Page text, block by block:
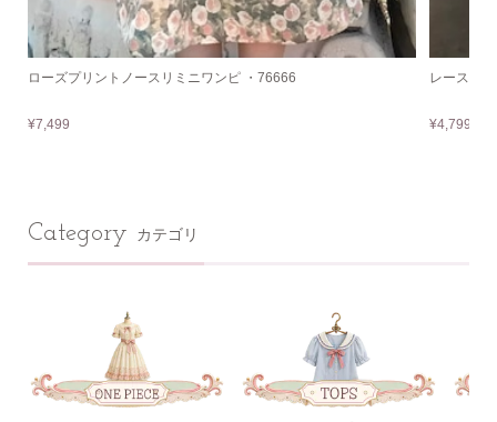
ローズプリントノースリミニワンピ ・76666
¥7,499
レースラ
¥4,799
Category カテゴリ